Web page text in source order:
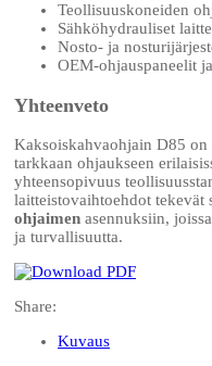
Teollisuuskoneiden
Sähköhydrauliset
Nosto- ja
OEM-ohjauspaneelit
Yhteenveto
Kaksoiskahvaohjain D85 on
tarkkaan ohjaukseen
yhteensopivuus
laitteistovaihtoehdot tekevät
ohjaimen asennuksiin,
ja turvallisuutta.
Share:
Kuvaus